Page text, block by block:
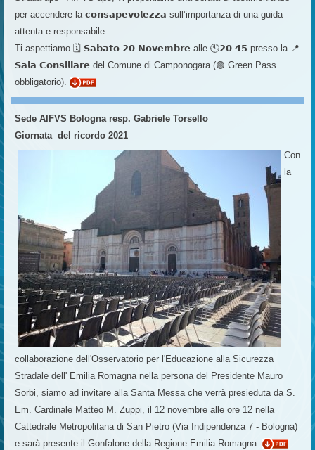
per accendere la 𝗰𝗼𝗻𝘀𝗮𝗽𝗲𝘃𝗼𝗹𝗲𝘇𝘇𝗮 sull’importanza di una guida
attenta e responsabile.
Ti aspettiamo 🗓 𝗦𝗮𝗯𝗮𝘁𝗼 𝟮𝟬 𝗡𝗼𝘃𝗲𝗺𝗯𝗿𝗲 alle 🕙𝟮𝟬.𝟰𝟱 presso la 📍
𝗦𝗮𝗹𝗮 𝗖𝗼𝗻𝘀𝗶𝗹𝗶𝗮𝗿𝗲 del Comune di Camponogara (🟢 Green Pass
obbligatorio).
Sede AIFVS Bologna resp. Gabriele Torsello
Giornata del ricordo 2021
Con
la
collaborazione dell'Osservatorio per l'Educazione alla Sicurezza
Stradale dell' Emilia Romagna nella persona del Presidente Mauro
Sorbi, siamo ad invitare alla Santa Messa che verrà presieduta da S.
Em. Cardinale Matteo M. Zuppi, il 12 novembre alle ore 12 nella
Cattedrale Metropolitana di San Pietro (Via Indipendenza 7 - Bologna)
e sarà presente il Gonfalone della Regione Emilia Romagna.